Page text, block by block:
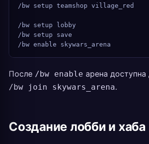
/bw setup teamshop village_red
/bw setup lobby                      #
/bw setup save
/bw enable skywars_arena
После /bw enable арена
/bw join skywars_arena.
Создание лобби и хаба